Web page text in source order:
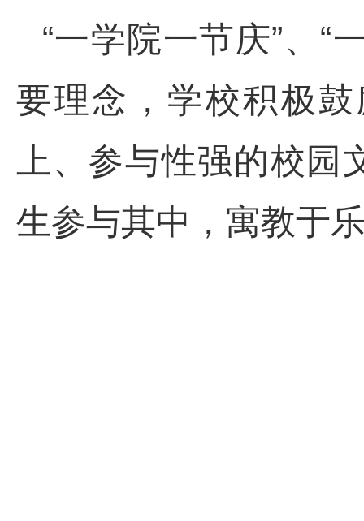
“一学院一节庆”、“
要理念，学校积极
上、参与性强的校
生参与其中，寓教于